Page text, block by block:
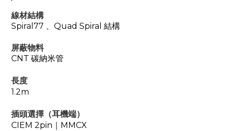
線材結構
Spiral77 、 Quad Spiral 結構
屏蔽物料
CNT 碳納米管
長度
1.2m
插頭選擇（耳機端）
CIEM 2pin｜MMCX